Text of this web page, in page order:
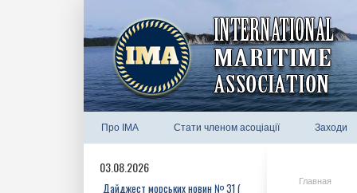
Про IMA Стати членом асоціації Заходи
03.08.2026
Дайджест морських новин № 31 (
Главная